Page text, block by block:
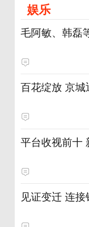
娱乐
毛阿敏、韩磊
百花绽放 京
平台收视前十
见证变迁 连